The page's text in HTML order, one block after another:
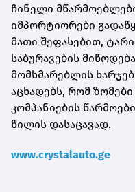
ჩინელი
იმპორტიორები
მათი შეფასებით,
საბურავების
მომხმარებლის
აცხადებს, რომ
კომპანიების
წილის დასაცავად.
www.crystalauto.ge